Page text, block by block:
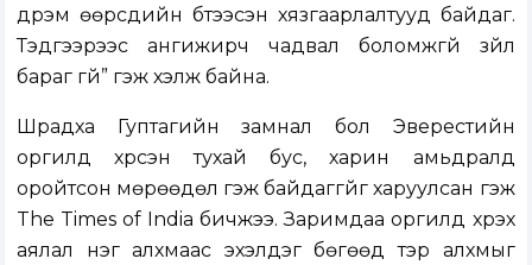
дүрэм өөрсдийн бүтээсэн хязгаарлалтууд байдаг.
Тэдгээрээс ангижирч чадвал боломжгүй зүйл
бараг үгүй” гэж хэлж байна.
Шрадха Гуптагийн замнал бол Эверестийн
оргилд хүрсэн тухай бус, харин амьдралд
оройтсон мөрөөдөл гэж байдаггүйг харуулсан гэж
The Times of India бичжээ. Заримдаа оргилд хүрэх
аялал нэг алхмаас эхэлдэг бөгөөд тэр алхмыг